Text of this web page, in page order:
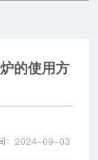
的使用方
：2024-09-03